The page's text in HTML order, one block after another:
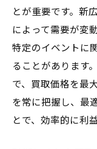
とが重要です。新
によって需要が変
特定のイベントに
ることがあります
で、買取価格を最
を常に把握し、最
とで、効率的に利